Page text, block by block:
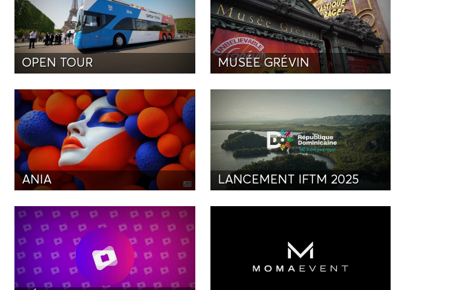
OPEN TOUR MUSÉE GRÉVIN
ANIA LANCEMENT IFTM 2025